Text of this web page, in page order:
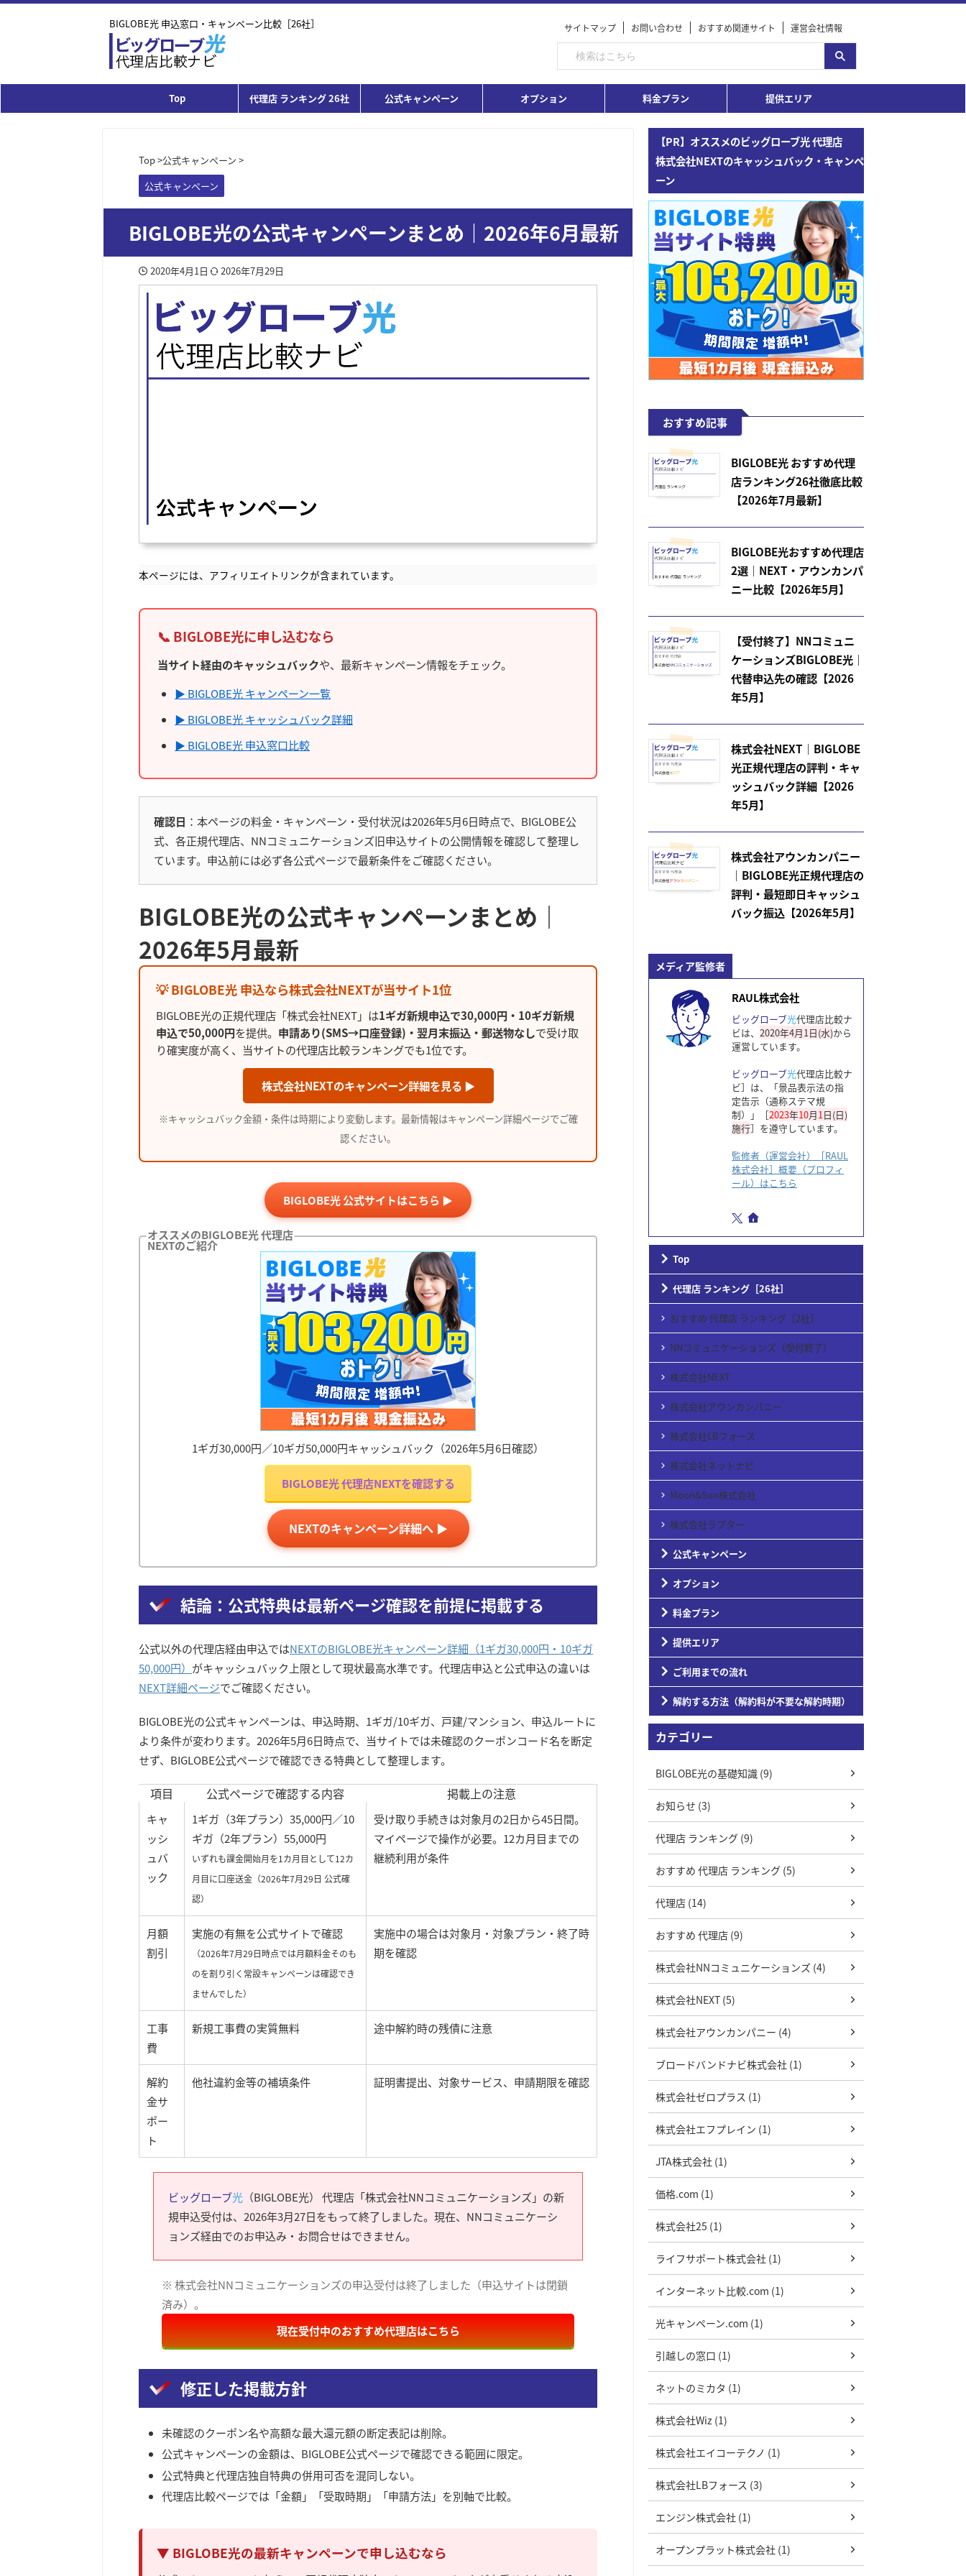
BIGLOBE光 申込窓口・キャンペーン比較［26社］ サイトマップ お問い合わせ おすすめ関連サイト 運営会社情報
Top 代理店 ランキング 26社 公式キャンペーン オプション 料金プラン 提供エリア
Top>公式キャンペーン >
公式キャンペーン
BIGLOBE光の公式キャンペーンまとめ｜2026年6月最新
2020年4月1日 2026年7月29日
本ページには、アフィリエイトリンクが含まれています。
📞 BIGLOBE光に申し込むなら
当サイト経由のキャッシュバックや、最新キャンペーン情報をチェック。
▶ BIGLOBE光 キャンペーン一覧
▶ BIGLOBE光 キャッシュバック詳細
▶ BIGLOBE光 申込窓口比較
確認日 ：本ページの料金・キャンペーン・受付状況は2026年5月6日時点で、BIGLOBE公
式、各正規代理店、NNコミュニケーションズ旧申込サイトの公開情報を確認して整理し
ています。申込前には必ず各公式ページで最新条件をご確認ください。
BIGLOBE光の公式キャンペーンまとめ｜
2026年5月最新
💡 BIGLOBE光 申込なら株式会社NEXTが当サイト1位
BIGLOBE光の正規代理店「株式会社NEXT」は1ギガ新規申込で30,000円・10ギガ新規
申込で50,000円を提供。 申請あり(SMS→口座登録)・翌月末振込・郵送物なしで受け取
り確実度が高く、当サイトの代理店比較ランキングでも1位です。
株式会社NEXTのキャンペーン詳細を見る ▶
※キャッシュバック金額・条件は時期により変動します。最新情報はキャンペーン詳細ページでご確
認ください。
BIGLOBE光 公式サイトはこちら ▶
オススメのBIGLOBE光 代理店
NEXTのご紹介
1ギガ30,000円／10ギガ50,000円キャッシュバック（2026年5月6日確認）
BIGLOBE光 代理店NEXTを確認する
NEXTのキャンペーン詳細へ ▶
結論：公式特典は最新ページ確認を前提に掲載する
公式以外の代理店経由申込ではNEXTのBIGLOBE光キャンペーン詳細（1ギガ30,000円・10ギガ
50,000円） がキャッシュバック上限として現状最高水準です。代理店申込と公式申込の違いは
NEXT詳細ページでご確認ください。
BIGLOBE光の公式キャンペーンは、申込時期、1ギガ/10ギガ、戸建/マンション、申込ルートに
より条件が変わります。2026年5月6日時点で、当サイトでは未確認のクーポンコード名を断定
せず、BIGLOBE公式ページで確認できる特典として整理します。
項目 公式ページで確認する内容 掲載上の注意
キャ
ッシ
ュバ
ック
1ギガ（3年プラン）35,000円／10
ギガ（2年プラン）55,000円
いずれも課金開始月を1カ月目として12カ
月目に口座送金（2026年7月29日 公式確
認）
受け取り手続きは対象月の2日から45日間。
マイページで操作が必要。12カ月目までの
継続利用が条件
月額
割引
実施の有無を公式サイトで確認
（2026年7月29日時点では月額料金そのも
のを割り引く常設キャンペーンは確認でき
ませんでした）
実施中の場合は対象月・対象プラン・終了時
期を確認
工事
費
新規工事費の実質無料 途中解約時の残債に注意
解約
金サ
ポー
ト
他社違約金等の補填条件 証明書提出、対象サービス、申請期限を確認
ビッグローブ光 （BIGLOBE光） 代理店「株式会社NNコミュニケーションズ」の新
規申込受付は、2026年3月27日をもって終了しました。現在、NNコミュニケーシ
ョンズ経由でのお申込み・お問合せはできません。
※ 株式会社NNコミュニケーションズの申込受付は終了しました（申込サイトは閉鎖
済み）。
現在受付中のおすすめ代理店はこちら
修正した掲載方針
未確認のクーポン名や高額な最大還元額の断定表記は削除。
公式キャンペーンの金額は、BIGLOBE公式ページで確認できる範囲に限定。
公式特典と代理店独自特典の併用可否を混同しない。
代理店比較ページでは「金額」「受取時期」「申請方法」を別軸で比較。
▼ BIGLOBE光の最新キャンペーンで申し込むなら
【PR】オススメのビッグローブ光 代理店
株式会社NEXTのキャッシュバック・キャンペ
ーン
おすすめ記事
BIGLOBE光 おすすめ代理
店ランキング26社徹底比較
【2026年7月最新】
BIGLOBE光おすすめ代理店
2選｜NEXT・アウンカンパ
ニー比較【2026年5月】
【受付終了】NNコミュニ
ケーションズBIGLOBE光｜
代替申込先の確認【2026
年5月】
株式会社NEXT｜BIGLOBE
光正規代理店の評判・キャ
ッシュバック詳細【2026
年5月】
株式会社アウンカンパニー
｜BIGLOBE光正規代理店の
評判・最短即日キャッシュ
バック振込【2026年5月】
メディア監修者
RAUL株式会社
ビッグローブ光代理店比較ナ
ビは、 2020年4月1日(水)から
運営しています。
ビッグローブ光代理店比較ナ
ビ］は、「景品表示法の指
定告示（通称ステマ規
制）」［2023年10月1日(日)
施行］を遵守しています。
監修者（運営会社）［RAUL
株式会社］概要（プロフィ
ール）はこちら
Top
代理店 ランキング［26社］
おすすめ 代理店 ランキング［2社］
NNコミュニケーションズ（受付終了）
株式会社NEXT
株式会社アウンカンパニー
株式会社LBフォース
株式会社ネットナビ
Moon&Sun株式会社
株式会社ラプター
公式キャンペーン
オプション
料金プラン
提供エリア
ご利用までの流れ
解約する方法（解約料が不要な解約時期）
カテゴリー
BIGLOBE光の基礎知識 (9)
お知らせ (3)
代理店 ランキング (9)
おすすめ 代理店 ランキング (5)
代理店 (14)
おすすめ 代理店 (9)
株式会社NNコミュニケーションズ (4)
株式会社NEXT (5)
株式会社アウンカンパニー (4)
ブロードバンドナビ株式会社 (1)
株式会社ゼロプラス (1)
株式会社エフプレイン (1)
JTA株式会社 (1)
価格.com (1)
株式会社25 (1)
ライフサポート株式会社 (1)
インターネット比較.com (1)
光キャンペーン.com (1)
引越しの窓口 (1)
ネットのミカタ (1)
株式会社Wiz (1)
株式会社エイコーテクノ (1)
株式会社LBフォース (3)
エンジン株式会社 (1)
オープンプラット株式会社 (1)